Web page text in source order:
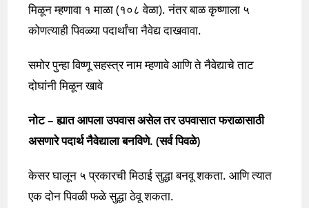
मिळून म्हणावा १ माळा (१०८ वेळा). नंतर बाळ कृष्णाला ५
कोणत्याही पिवळ्या पदार्थांचा नैवेद्य दाखवावा.
समोर पुन्हा विष्णू सहस्त्र नाम म्हणावे आणि ते नैवेद्याचे ताट
दोघांनी मिळून खावे
नोट – ह्यात आपला उपवास असेल तर उपवासात फराळासाठी
असणारे पदार्थ नैवेद्याला बनविणे. (सर्व पिवळे)
केसर घालून ५ प्रकारची मिठाई सुद्धा बनवू शकता. आणि त्यात
एक दोन पिवळी फळे सुद्धा ठेवू शकता.